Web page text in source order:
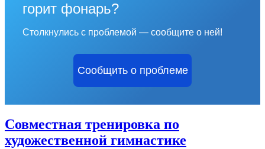
горит фонарь?
Столкнулись с проблемой — сообщите о ней!
Сообщить о проблеме
Совместная тренировка по
художественной гимнастике